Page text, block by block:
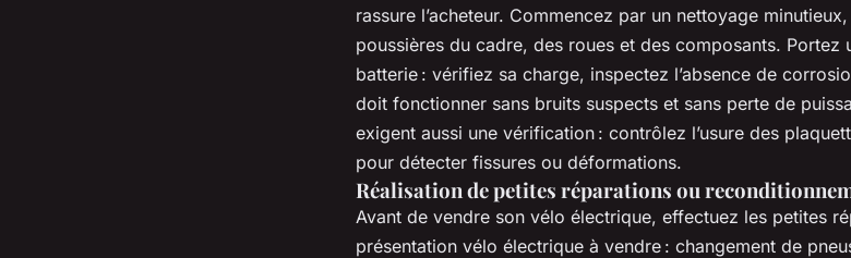
rassure l’acheteur. Commencez par un nettoyage
poussières du cadre, des roues et des composants. Portez
batterie : vérifiez sa charge, inspectez l’absence de
doit fonctionner sans bruits suspects et sans perte de
exigent aussi une vérification : contrôlez l’usure des
pour détecter fissures ou déformations.
Réalisation de petites réparations ou
Avant de vendre son vélo électrique, effectuez les petites
présentation vélo électrique à vendre : changement de